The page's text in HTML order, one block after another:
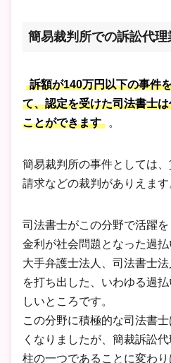
簡易裁判所での訴訟代理
訴額が140万円以下の事件
て、認定を受けた司法書士
ことができます
。
簡易裁判所の事件としては
請求などの裁判がありえます
司法書士がこの分野で活躍
金利が社会問題となった過払
大手弁護士法人、司法書士
を打ち出した、いわゆる過
しいところです。
この分野に積極的な司法書
くなりましたが、簡裁訴訟
柱の一つであることに変わり